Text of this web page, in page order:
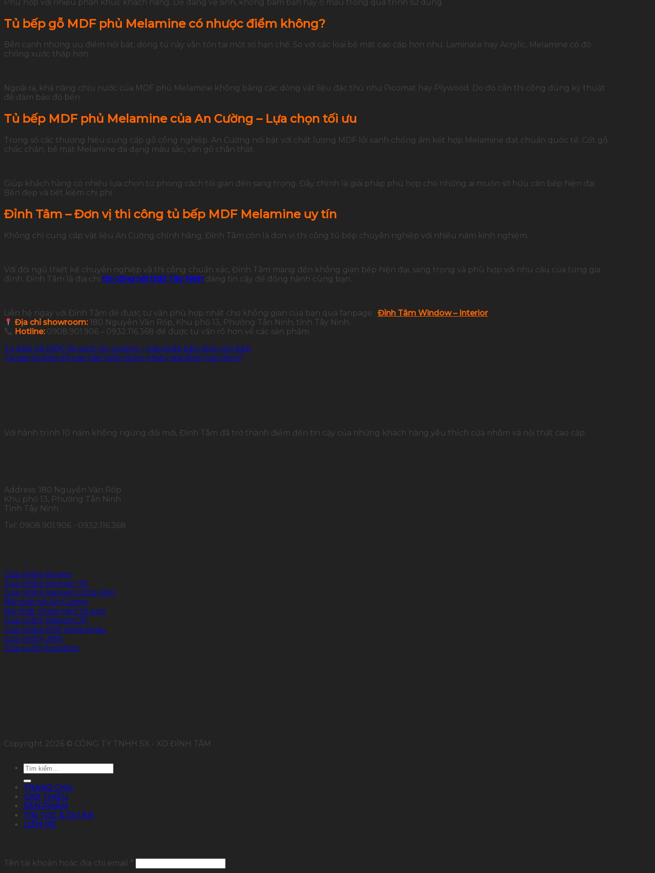
Phù hợp với nhiều phân khúc khách hàng. Dễ dàng vệ sinh, không bám bẩn hay ố màu trong quá trình sử dụng.
Tủ bếp gỗ MDF phủ Melamine có nhược điểm không?
Bên cạnh những ưu điểm nổi bật, dòng tủ này vẫn tồn tại một số hạn chế. So với các loại bề mặt cao cấp hơn như. Laminate hay Acrylic, Melamine có độ
chống xước thấp hơn.
Ngoài ra, khả năng chịu nước của MDF phủ Melamine không bằng các dòng vật liệu đặc thù như Picomat hay Plywood. Do đó cần thi công đúng kỹ thuật
để đảm bảo độ bền.
Tủ bếp MDF phủ Melamine của An Cường – Lựa chọn tối ưu
Trong số các thương hiệu cung cấp gỗ công nghiệp. An Cường nổi bật với chất lượng MDF lõi xanh chống ẩm kết hợp Melamine đạt chuẩn quốc tế. Cốt gỗ
chắc chắn, bề mặt Melamine đa dạng màu sắc, vân gỗ chân thật.
Giúp khách hàng có nhiều lựa chọn từ phong cách tối giản đến sang trọng. Đây chính là giải pháp phù hợp cho những ai muốn sở hữu căn bếp hiện đại.
Bền đẹp và tiết kiệm chi phí.
Đỉnh Tâm – Đơn vị thi công tủ bếp MDF Melamine uy tín
Không chỉ cung cấp vật liệu An Cường chính hãng. Đỉnh Tâm còn là đơn vị thi công tủ bếp chuyên nghiệp với nhiều năm kinh nghiệm.
Với đội ngũ thiết kế chuyên nghiệp và thi công chuẩn xác, Đỉnh Tâm mang đến không gian bếp hiện đại, sang trọng và phù hợp với nhu cầu của từng gia
đình. Đỉnh Tâm là địa chỉ thi công nội thất Tây Ninh đáng tin cậy để đồng hành cùng bạn.
Liên hệ ngay với Đỉnh Tâm để được tư vấn phù hợp nhất cho không gian của bạn qua fanpage : Đỉnh Tâm Window – Interior
Địa chỉ showroom:180 Nguyễn Văn Rốp, Khu phố 13, Phường Tân Ninh, tỉnh Tây Ninh.
Hotline: 0908.901.906 – 0932.116.368 để được tư vấn rõ hơn về các sản phẩm.
Tủ bếp gỗ MDF lõi xanh An Cường – Giải pháp bền đẹp cho bếp
Tại sao tủ bếp gỗ cao cấp luôn được nhiều gia đình lựa chọn?
Với hành trình 10 năm không ngừng đổi mới, Đỉnh Tâm đã trở thành điểm đến tin cậy của những khách hàng yêu thích cửa nhôm và nội thất cao cấp.
Address: 180 Nguyễn Văn Rốp
Khu phố 13, Phường Tân Ninh
Tỉnh Tây Ninh
Tel: 0908.901.906 - 0932.116.368
Cửa nhôm Kogen
Cửa nhôm Kenwin T6
Cửa nhôm Kenwin Ultra Slim
Nội thất gỗ An Cường
Nội thất nhôm tấm tổ ong
Cửa nhôm Maxpro.JP
Cửa nhôm PMI nhập khẩu
Cửa nhôm JMA
Cửa cuốn Austdoor
Copyright 2026 © CÔNG TY TNHH SX - XD ĐỈNH TÂM
Tìm
kiếm:
TRANG CHỦ
GIỚI THIỆU
SẢN PHẨM
TIN TỨC & DỰ ÁN
LIÊN HỆ
Tên tài khoản hoặc địa chỉ email *